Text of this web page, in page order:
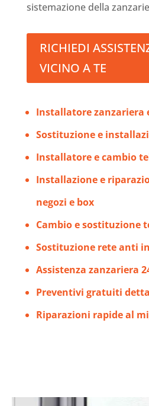
sistemazione della
RICHIEDI
VICINO A TE
Installatore zanzariera
Sostituzione e
Installatore e cambio
Installazione e
negozi e box
Cambio e sostituzione
Sostituzione rete anti
Assistenza zanzariera
Preventivi gratuiti
Riparazioni rapide al